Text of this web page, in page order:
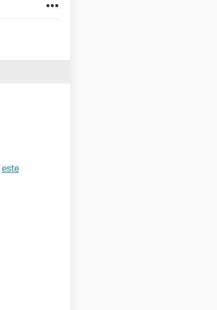
este